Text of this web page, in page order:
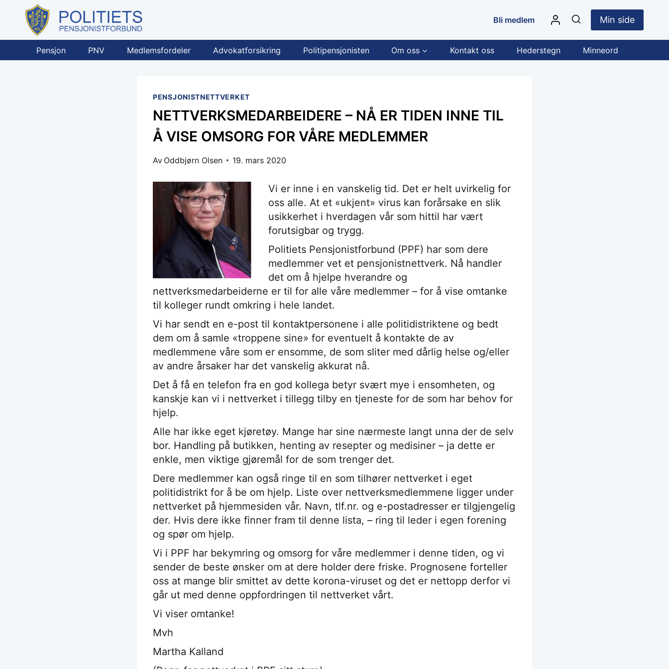
content
Bli medlem Min side
Pensjon PNV Medlemsfordeler Advokatforsikring Politipensjonisten Om oss Kontakt oss Hederstegn Minneord
PENSJONISTNETTVERKET
NETTVERKSMEDARBEIDERE – NÅ ER TIDEN INNE TIL
Å VISE OMSORG FOR VÅRE MEDLEMMER
Av Oddbjørn Olsen 19. mars 2020
Vi er inne i en vanskelig tid. Det er helt uvirkelig for
oss alle. At et «ukjent» virus kan forårsake en slik
usikkerhet i hverdagen vår som hittil har vært
forutsigbar og trygg.
Politiets Pensjonistforbund (PPF) har som dere
medlemmer vet et pensjonistnettverk. Nå handler
det om å hjelpe hverandre og
nettverksmedarbeiderne er til for alle våre medlemmer – for å vise omtanke
til kolleger rundt omkring i hele landet.
Vi har sendt en e-post til kontaktpersonene i alle politidistriktene og bedt
dem om å samle «troppene sine» for eventuelt å kontakte de av
medlemmene våre som er ensomme, de som sliter med dårlig helse og/eller
av andre årsaker har det vanskelig akkurat nå.
Det å få en telefon fra en god kollega betyr svært mye i ensomheten, og
kanskje kan vi i nettverket i tillegg tilby en tjeneste for de som har behov for
hjelp.
Alle har ikke eget kjøretøy. Mange har sine nærmeste langt unna der de selv
bor. Handling på butikken, henting av resepter og medisiner – ja dette er
enkle, men viktige gjøremål for de som trenger det.
Dere medlemmer kan også ringe til en som tilhører nettverket i eget
politidistrikt for å be om hjelp. Liste over nettverksmedlemmene ligger under
nettverket på hjemmesiden vår. Navn, tlf.nr. og e-postadresser er tilgjengelig
der. Hvis dere ikke finner fram til denne lista, – ring til leder i egen forening
og spør om hjelp.
Vi i PPF har bekymring og omsorg for våre medlemmer i denne tiden, og vi
sender de beste ønsker om at dere holder dere friske. Prognosene forteller
oss at mange blir smittet av dette korona-viruset og det er nettopp derfor vi
går ut med denne oppfordringen til nettverket vårt.
Vi viser omtanke!
Mvh
Martha Kalland